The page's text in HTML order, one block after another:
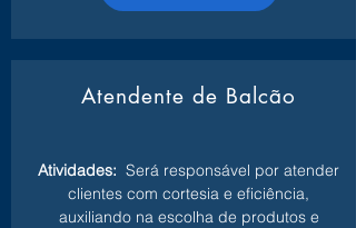
Atendente de Balcão
Atividades: Será responsável por atender
clientes com cortesia e eficiência,
auxiliando na escolha de produtos e